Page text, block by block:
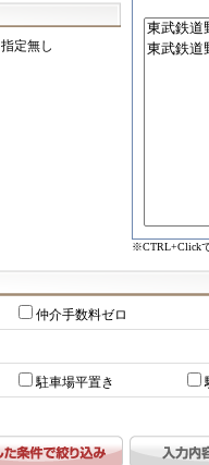
指定無し
※CTRL+Click
仲介手数料ゼロ
駐車場平置き